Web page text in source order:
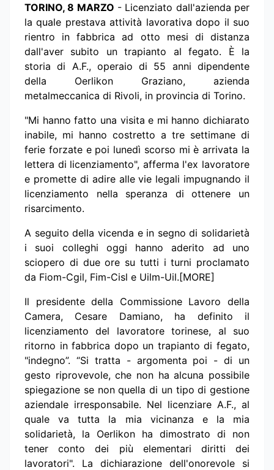
TORINO, 8 MARZO - Licenziato dall'azienda per
la quale prestava attività lavorativa dopo il suo
rientro in fabbrica ad otto mesi di distanza
dall'aver subito un trapianto al fegato. È la
storia di A.F., operaio di 55 anni dipendente
della Oerlikon Graziano, azienda
metalmeccanica di Rivoli, in provincia di Torino.
"Mi hanno fatto una visita e mi hanno dichiarato
inabile, mi hanno costretto a tre settimane di
ferie forzate e poi lunedì scorso mi è arrivata la
lettera di licenziamento", afferma l'ex lavoratore
e promette di adire alle vie legali impugnando il
licenziamento nella speranza di ottenere un
risarcimento.
A seguito della vicenda e in segno di solidarietà
i suoi colleghi oggi hanno aderito ad uno
sciopero di due ore su tutti i turni proclamato
da Fiom-Cgil, Fim-Cisl e Uilm-Uil.[MORE]
Il presidente della Commissione Lavoro della
Camera, Cesare Damiano, ha definito il
licenziamento del lavoratore torinese, al suo
ritorno in fabbrica dopo un trapianto di fegato,
"indegno”. “Si tratta - argomenta poi - di un
gesto riprovevole, che non ha alcuna possibile
spiegazione se non quella di un tipo di gestione
aziendale irresponsabile. Nel licenziare A.F., al
quale va tutta la mia vicinanza e la mia
solidarietà, la Oerlikon ha dimostrato di non
tener conto dei più elementari diritti dei
lavoratori". La dichiarazione dell'onorevole si